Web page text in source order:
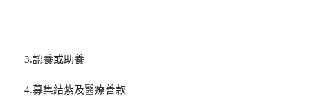
3.認養或助養
4.募集結紮及醫療善款